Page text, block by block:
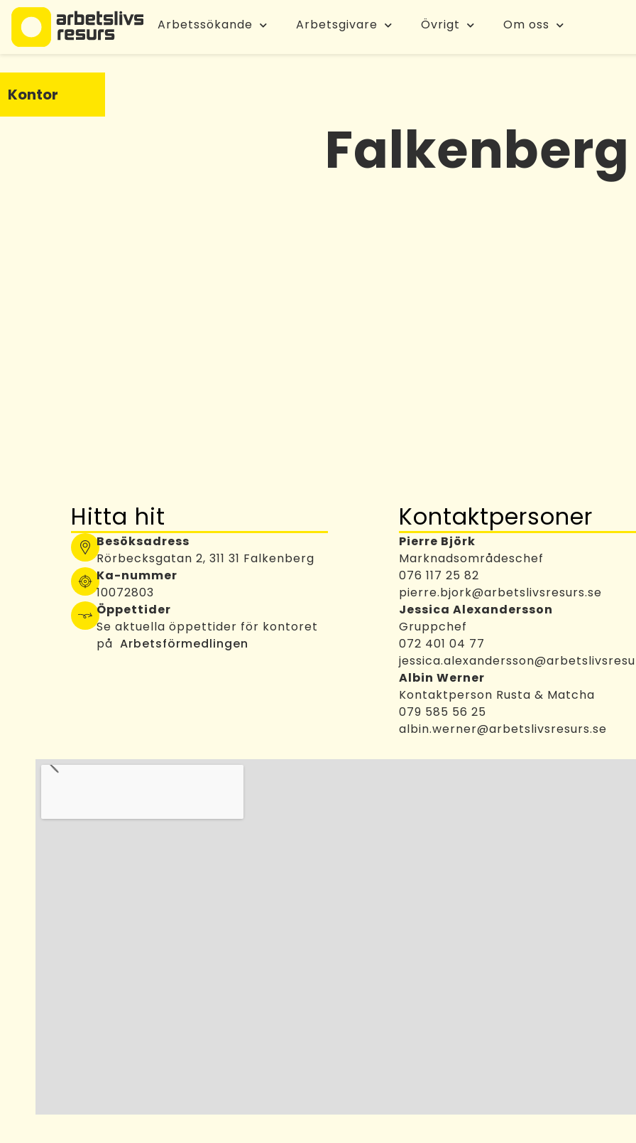
Arbetssökande Arbetsgivare Övrigt Om oss
Kontor
Falkenberg
Hitta hit
Besöksadress
Rörbecksgatan 2, 311 31 Falkenberg
Ka-nummer
10072803
Öppettider
Se aktuella öppettider för kontoret
påArbetsförmedlingen
Kontaktpersoner
Pierre Björk
Marknadsområdeschef
076 117 25 82
pierre.bjork@arbetslivsresurs.se
Jessica Alexandersson
Gruppchef
072 401 04 77
Albin Werner
Kontaktperson Rusta & Matcha
079 585 56 25
albin.werner@arbetslivsresurs.se